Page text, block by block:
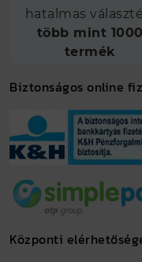
hatalmas
több mint 1000
termék
Biztonságos online
Központi